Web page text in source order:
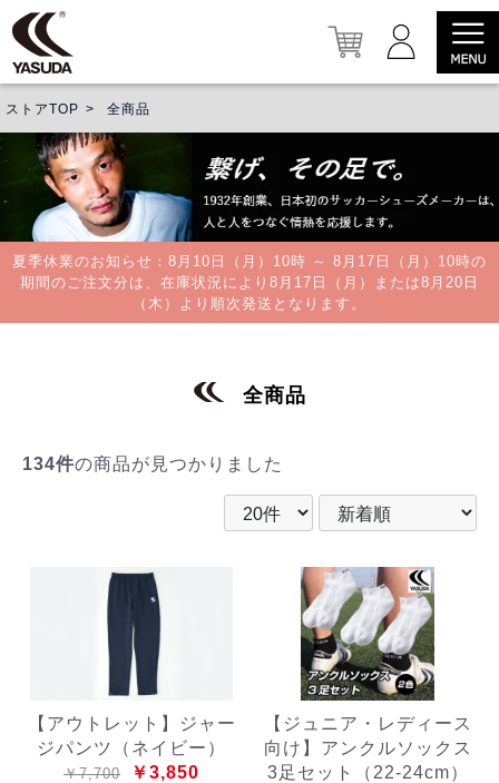
ストアTOP 全商品
夏季休業のお知らせ：8月10日（月）10時 ～ 8月17日（月）10時の
期間のご注文分は、在庫状況により8月17日（月）または8月20日
（木）より順次発送となります。
全商品
134件の商品が見つかりました
【アウトレット】ジャー
ジパンツ（ネイビー）
￥7,700 ￥3,850
【ジュニア・レディース
向け】アンクルソックス
3足セット（22-24cm）